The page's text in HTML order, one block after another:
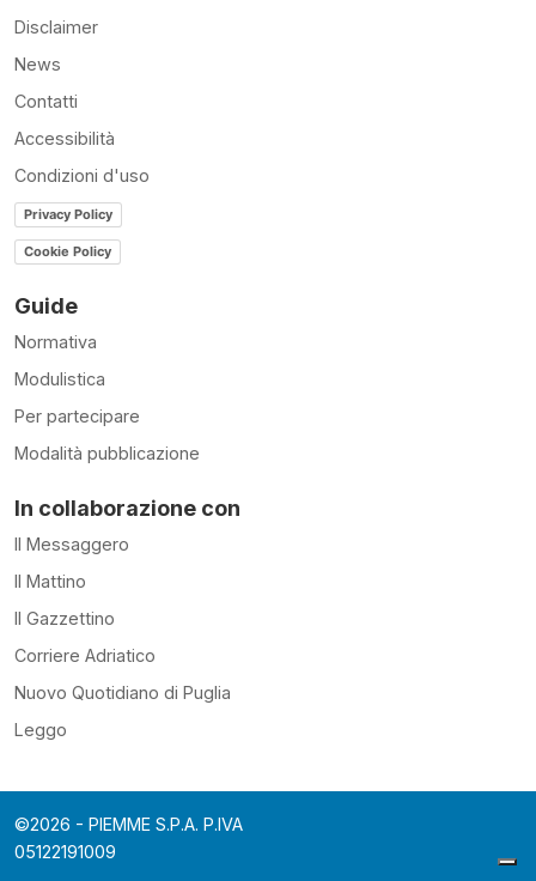
Disclaimer
News
Contatti
Accessibilità
Condizioni d'uso
Privacy Policy
Cookie Policy
Guide
Normativa
Modulistica
Per partecipare
Modalità pubblicazione
In collaborazione con
Il Messaggero
Il Mattino
Il Gazzettino
Corriere Adriatico
Nuovo Quotidiano di Puglia
Leggo
©2026 - PIEMME S.P.A. P.IVA
05122191009